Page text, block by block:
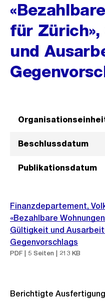
für
und
Beschlussdatum
Publikationsdatum
Finanzdepartement,
«Bezahlbare
Gültigkeit und
Gegenvorschlags
PDF | 5 Seiten | 213 KB
Berichtigte